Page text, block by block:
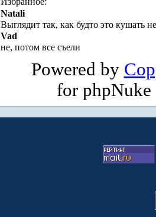
Natali
Выглядит так, как будто это кушать
Vad
не, потом все съели
Powered by
for